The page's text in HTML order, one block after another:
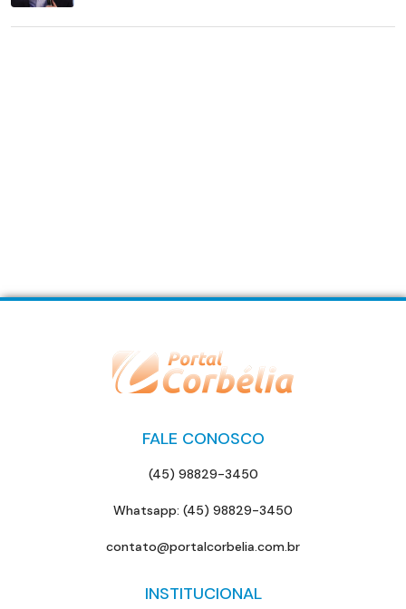
FALE CONOSCO
(45) 98829-3450
Whatsapp: (45) 98829-3450
contato@portalcorbelia.com.br
INSTITUCIONAL